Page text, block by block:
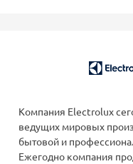
Компания Electrolux
ведущих мировых
бытовой и
Ежегодно компания